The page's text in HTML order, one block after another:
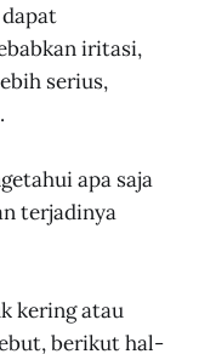
iritasi,
serius,
apa saja
terjadinya
kering atau
berikut hal-